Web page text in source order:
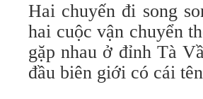
Hai chuyến đi song
hai cuộc vận chuyển
gặp nhau ở đỉnh Tà
đầu biên giới có cái